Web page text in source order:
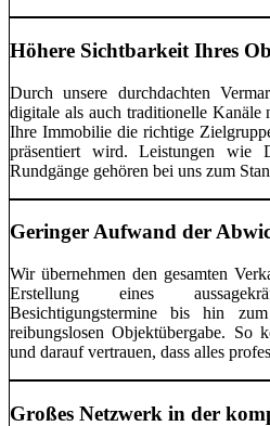
Höhere Sichtbarkeit Ihres
Durch unsere durchdachten
digitale als auch traditionelle Kanäle
Ihre Immobilie die richtige
präsentiert wird. Leistungen wie
Rundgänge gehören bei uns zum
Geringer Aufwand der
Wir übernehmen den gesamten
Erstellung eines
Besichtigungstermine bis hin
reibungslosen Objektübergabe. So
und darauf vertrauen, dass alles
Großes Netzwerk in der